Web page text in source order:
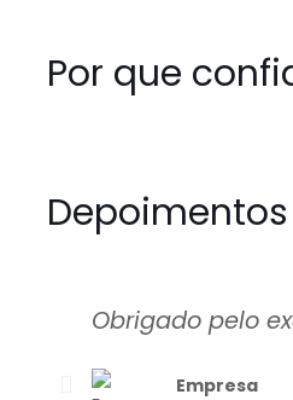
Por que
Depoimentos
Obrigado pelo
Empresa